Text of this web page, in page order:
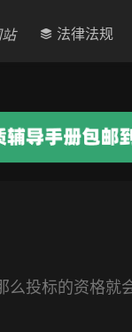
法律法规
么投标的资格就